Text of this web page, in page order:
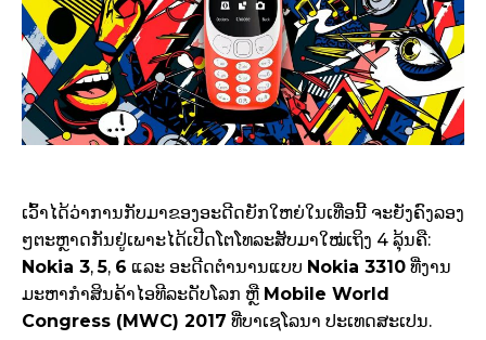
ເວົ້າໄດ້ວ່າການກັບມາຂອງອະດີດຍັກໃຫຍ່ໃນເທື່ອນີ້ ຈະຍັງຄົງລອງ
ໆຕະຫຼາດກັນຢູ່ເພາະໄດ້ເປີດໂຕໂທລະສັບມາໃໝ່ເຖິງ 4 ລຸ້ນຄື:
Nokia 3,5, 6 ແລະ ອະດີດຕຳນານແບບ Nokia 3310 ທີ່ງານ
ມະຫາກຳສິນຄ້າໄອທີລະດັບໂລກ ຫຼື Mobile World
Congress (MWC) 2017 ທີ່ບາເຊໂລນາ ປະເທດສະເປນ.